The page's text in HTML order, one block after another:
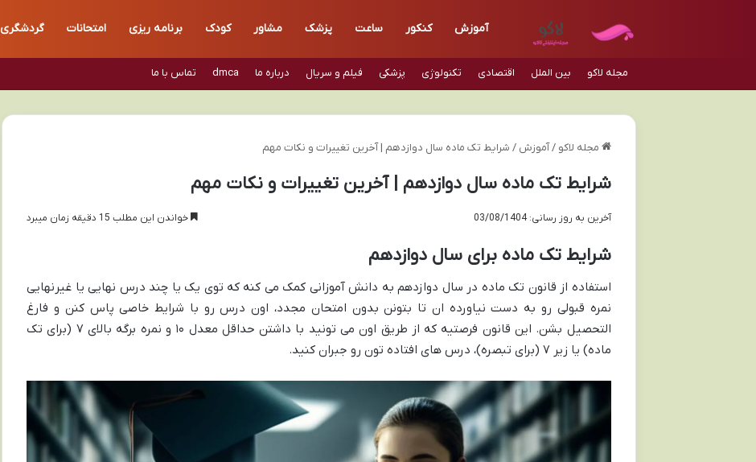
آموزش کنکور ساعت پزشک مشاور کودک برنامه ریزی امتحانات گردشگری
مجله لاکو بین الملل اقتصادی تکنولوژی پزشکی فیلم و سریال درباره ما dmca تماس با ما
مجله لاکو / آموزش / شرایط تک ماده سال دوازدهم | آخرین تغییرات و نکات مهم
شرایط تک ماده سال دوازدهم | آخرین تغییرات و نکات مهم
آخرین به روز رسانی: 03/08/1404 خواندن این مطلب 15 دقیقه زمان میبرد
شرایط تک ماده برای سال دوازدهم
استفاده از قانون تک ماده در سال دوازدهم به دانش آموزانی کمک می کنه که توی یک یا چند درس نهایی یا غیرنهایی
نمره قبولی رو به دست نیاورده ان تا بتونن بدون امتحان مجدد، اون درس رو با شرایط خاصی پاس کنن و فارغ
التحصیل بشن. این قانون فرصتیه که از طریق اون می تونید با داشتن حداقل معدل ۱۰ و نمره برگه بالای ۷ (برای تک
ماده) یا زیر ۷ (برای تبصره)، درس های افتاده تون رو جبران کنید.